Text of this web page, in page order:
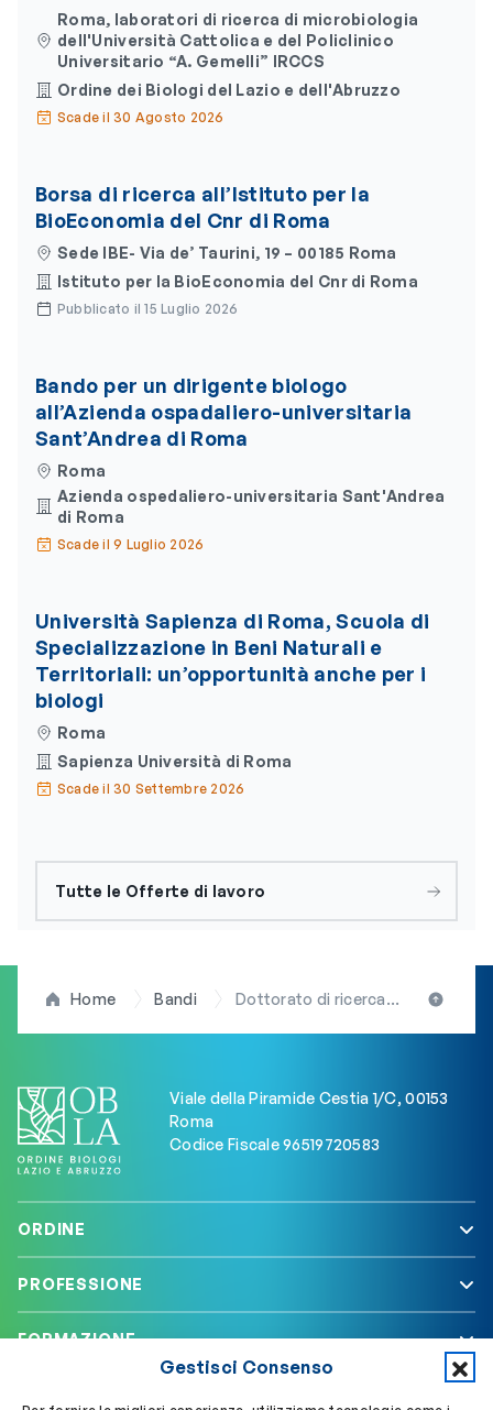
Gestisci Consenso
Roma, laboratori di ricerca di microbiologia
dell'Università Cattolica e del Policlinico
Universitario “A. Gemelli” IRCCS
Ordine dei Biologi del Lazio e dell'Abruzzo
Scade il 30 Agosto 2026
Borsa di ricerca all’Istituto per la
BioEconomia del Cnr di Roma
Sede IBE- Via de’ Taurini, 19 – 00185 Roma
Istituto per la BioEconomia del Cnr di Roma
Pubblicato il 15 Luglio 2026
Bando per un dirigente biologo
all’Azienda ospadaliero-universitaria
Sant’Andrea di Roma
Roma
Azienda ospedaliero-universitaria Sant'Andrea
di Roma
Scade il 9 Luglio 2026
Università Sapienza di Roma, Scuola di
Specializzazione in Beni Naturali e
Territoriali: un’opportunità anche per i
biologi
Roma
Sapienza Università di Roma
Scade il 30 Settembre 2026
Tutte le Offerte di lavoro
Home Bandi Dottorato di ricerca all’Università Campus Bio-Medico di Roma
Viale della Piramide Cestia 1/C, 00153
Roma
Codice Fiscale 96519720583
ORDINE
PROFESSIONE
FORMAZIONE